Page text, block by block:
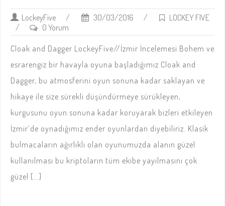
LockeyFive / 30/03/2016 /
LOCKEY FIVE
/
0 Yorum
Cloak and Dagger LockeyFive//İzmir İncelemesi Bohem ve
esrarengiz bir havayla oyuna başladığımız Cloak and
Dagger, bu atmosferini oyun sonuna kadar saklayan ve
hikaye ile size sürekli düşündürmeye sürükleyen,
kurgusunu oyun sonuna kadar koruyarak bizleri etkileyen
İzmir’de oynadığımız ender oyunlardan diyebiliriz. Klasik
bulmacaların ağırlıklı olan oyunumuzda alanın güzel
kullanılması bu kriptoların tüm ekibe yayılmasını çok
güzel […]